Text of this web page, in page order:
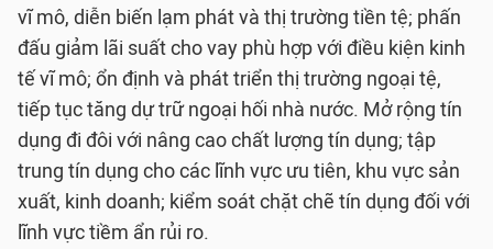
vĩ mô, diễn biến lạm phát và thị trường tiền tệ; phấn
đấu giảm lãi suất cho vay phù hợp với điều kiện kinh
tế vĩ mô; ổn định và phát triển thị trường ngoại tệ,
tiếp tục tăng dự trữ ngoại hối nhà nước. Mở rộng tín
dụng đi đôi với nâng cao chất lượng tín dụng; tập
trung tín dụng cho các lĩnh vực ưu tiên, khu vực sản
xuất, kinh doanh; kiểm soát chặt chẽ tín dụng đối với
lĩnh vực tiềm ẩn rủi ro.